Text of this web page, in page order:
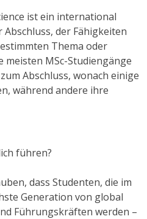
ist ein international
der Fähigkeiten
Thema oder
meisten MSc-Studiengänge
Abschluss, wonach einige
während andere ihre
führen?
dass Studenten, die im
Generation von global
Führungskräften werden –